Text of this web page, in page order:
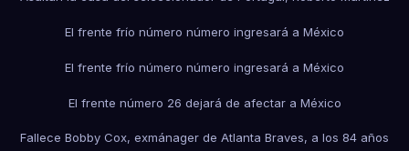
El frente frío número número ingresará a México
El frente frío número número ingresará a México
El frente número 26 dejará de afectar a México
Fallece Bobby Cox, exmánager de Atlanta Braves, a los 84 años